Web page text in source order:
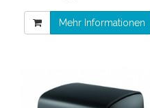
Mehr Informationen